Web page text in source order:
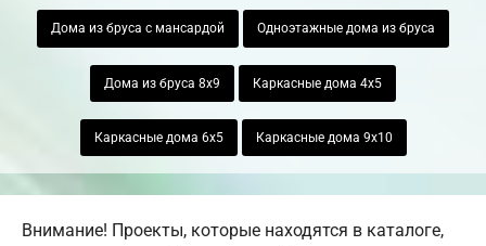
Дома из бруса с мансардой Одноэтажные дома из бруса
Дома из бруса 8х9 Каркасные дома 4х5
Каркасные дома 6х5 Каркасные дома 9х10
Внимание! Проекты, которые находятся в каталоге,